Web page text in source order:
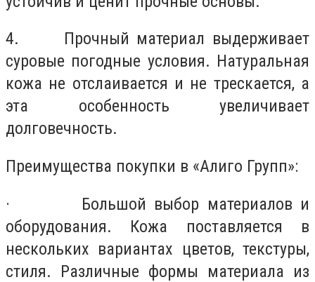
4. Прочный материал выдерживает
суровые погодные условия. Натуральная
кожа не отслаивается и не трескается, а
эта особенность увеличивает
долговечность.
Преимущества покупки в «Алиго Групп»:
· Большой выбор материалов и
оборудования. Кожа поставляется в
нескольких вариантах цветов, текстуры,
стиля. Различные формы материала из